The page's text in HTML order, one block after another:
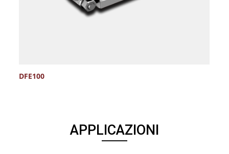
DFE100
APPLICAZIONI